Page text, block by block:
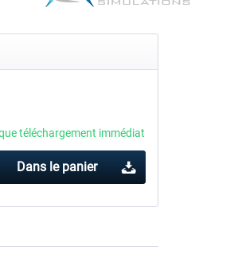
téléchargement immédiat
Dans le panier